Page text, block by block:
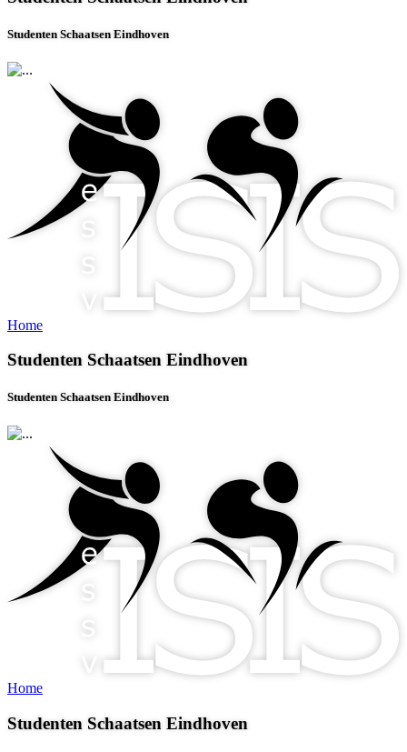
Studenten Schaatsen Eindhoven
Home
Studenten Schaatsen Eindhoven
Studenten Schaatsen Eindhoven
Home
Studenten Schaatsen Eindhoven